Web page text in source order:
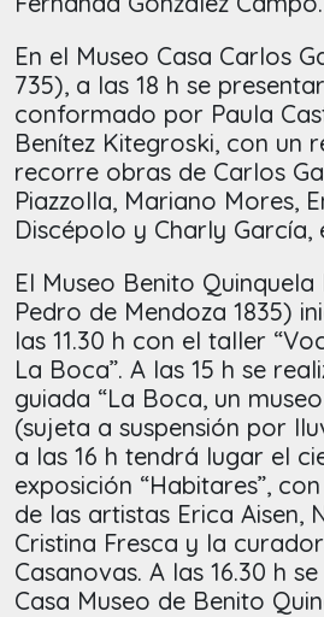
En el Museo Casa Carlos
735), a las 18 h se
conformado por Paula
Benítez Kitegroski, con un
recorre obras de Carlos
Piazzolla, Mariano Mores,
Discépolo y Charly García,
El Museo Benito
Pedro de Mendoza 1835)
las 11.30 h con el taller
La Boca”. A las 15 h se
guiada “La Boca, un
(sujeta a suspensión por
a las 16 h tendrá lugar el
exposición “Habitares”,
de las artistas Erica Aisen,
Cristina Fresca y la
Casanovas. A las 16.30 h
Casa Museo de Benito